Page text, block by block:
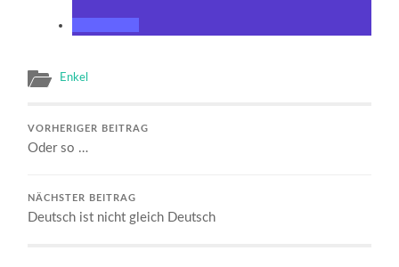
Enkel
VORHERIGER BEITRAG
Oder so …
NÄCHSTER BEITRAG
Deutsch ist nicht gleich Deutsch